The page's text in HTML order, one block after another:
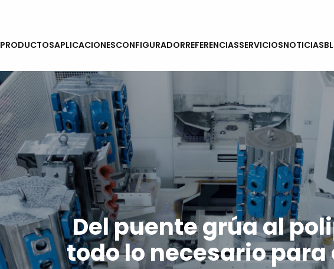
PRODUCTOSAPLICACIONESCONFIGURADORREFERENCIASSERVICIOSNOTICIAS
Del puente grúa al
todo lo necesario para